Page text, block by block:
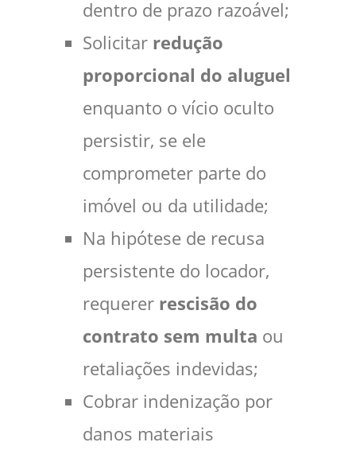
dentro de prazo razoável;
Solicitar redução
proporcional do aluguel
enquanto o vício oculto
persistir, se ele
comprometer parte do
imóvel ou da utilidade;
Na hipótese de recusa
persistente do locador,
requerer rescisão do
contrato sem multa ou
retaliações indevidas;
Cobrar indenização por
danos materiais